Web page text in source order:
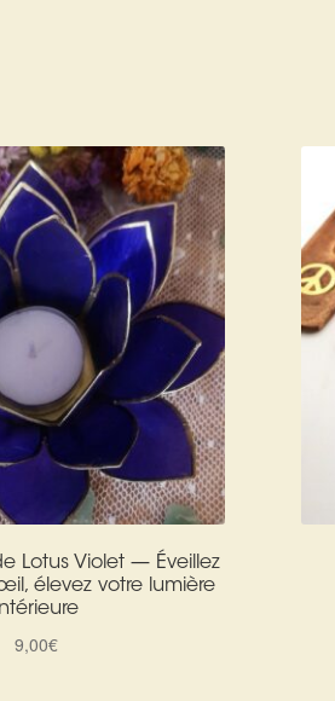
Lotus Violet — Éveillez
élevez votre lumière
9,00€